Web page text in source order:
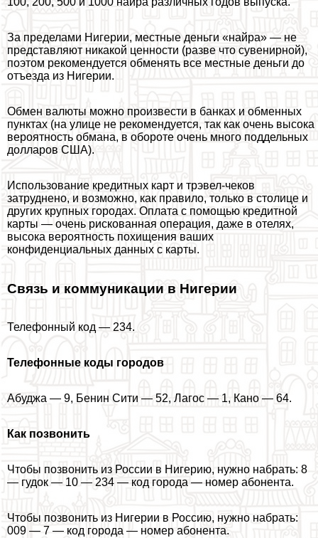
За пределами Нигерии, местные деньги «найра» — не
представляют никакой ценности (разве что сувенирной),
поэтом рекомендуется обменять все местные деньги до
отъезда из Нигерии.
Обмен валюты можно произвести в банках и обменных
пунктах (на улице не рекомендуется, так как очень высока
вероятность обмана, в обороте очень много поддельных
долларов США).
Использование кредитных карт и трэвел-чеков
затруднено, и возможно, как правило, только в столице и
других крупных городах. Оплата с помощью кредитной
карты — очень рискованная операция, даже в отелях,
высока вероятность похищения ваших
конфиденциальных данных с карты.
Связь и коммуникации в Нигерии
Телефонный код — 234.
Телефонные коды городов
Абуджа — 9, Бенин Сити — 52, Лагос — 1, Кано — 64.
Как позвонить
Чтобы позвонить из России в Нигерию, нужно набрать: 8
— гудок — 10 — 234 — код города — номер абонента.
Чтобы позвонить из Нигерии в Россию, нужно набрать:
009 — 7 — код города — номер абонента.